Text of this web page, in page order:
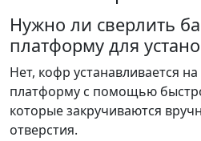
Нужно ли сверлить
платформу для
Нет, кофр устанавливается
платформу с помощью
которые закручиваются
отверстия.